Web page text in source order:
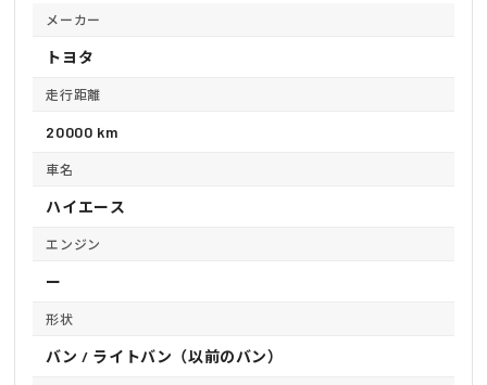
メーカー
トヨタ
走行距離
20000 km
車名
ハイエース
エンジン
ー
形状
バン / ライトバン（以前のバン）